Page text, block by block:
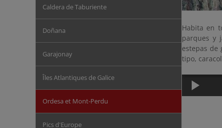
Caldera de Taburiente
Doñana
Garajonay
Îles Atlantiques de Galice
Ordesa et Mont-Perdu
Pics d'Europe
Habita en
parques y
estepas de
tipo,